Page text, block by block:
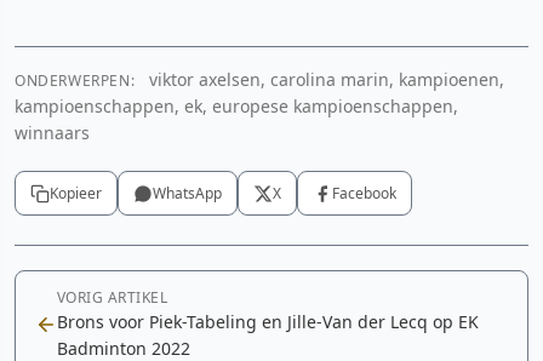
ONDERWERPEN:
viktor axelsen, carolina marin, kampioenen,
kampioenschappen, ek, europese kampioenschappen,
winnaars
Kopieer WhatsApp X Facebook
VORIG ARTIKEL
Brons voor Piek-Tabeling en Jille-Van der Lecq op EK
Badminton 2022